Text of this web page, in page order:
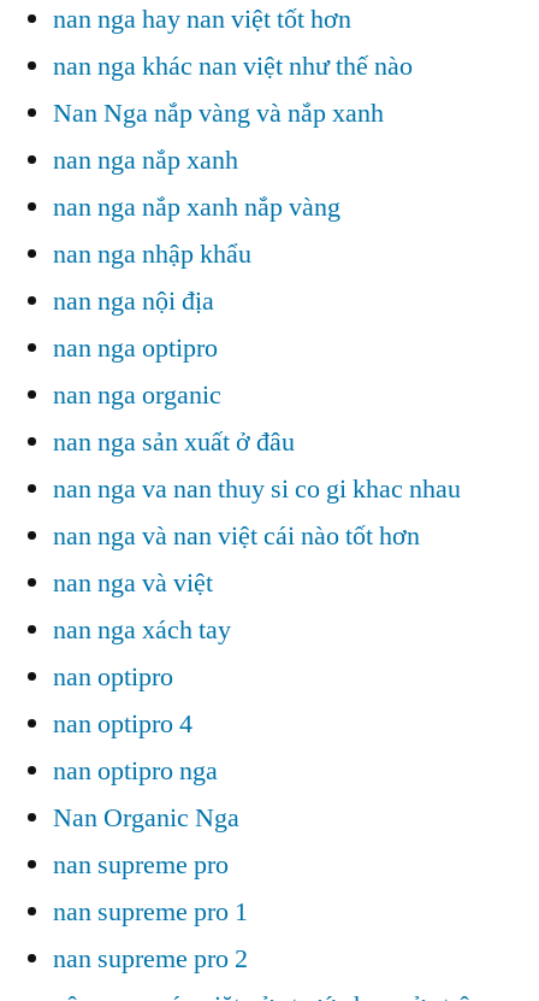
nan nga hay nan việt tốt hơn
nan nga khác nan việt như thế nào
Nan Nga nắp vàng và nắp xanh
nan nga nắp xanh
nan nga nắp xanh nắp vàng
nan nga nhập khẩu
nan nga nội địa
nan nga optipro
nan nga organic
nan nga sản xuất ở đâu
nan nga va nan thuy si co gi khac nhau
nan nga và nan việt cái nào tốt hơn
nan nga và việt
nan nga xách tay
nan optipro
nan optipro 4
nan optipro nga
Nan Organic Nga
nan supreme pro
nan supreme pro 1
nan supreme pro 2